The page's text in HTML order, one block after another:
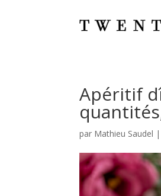
Apéritif
par Mathieu Saudel |